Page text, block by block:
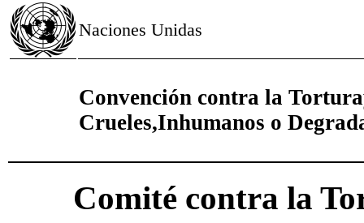
Naciones Unidas
Convención contra la
Crueles,Inhumanos o
Comité contra la